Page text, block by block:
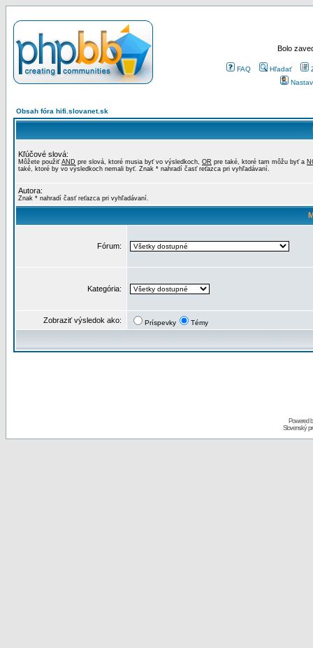
Bolo
FAQ Hľadať
Obsah fóra hifi.slovanet.sk
Kľúčové slová:
Môžete použiť AND pre slová, ktoré musia byť vo výsledkoch, OR pre také, ktoré tam môžu byť a
také, ktoré by vo výsledkoch nemali byť. Znak * nahradí časť reťazca pri vyhľadávaní.
Autora:
Znak * nahradí časť reťazca pri vyhľadávaní.
Fórum:
Kategória:
Zobraziť výsledok ako: Príspevky Témy
Powered
Slovenský